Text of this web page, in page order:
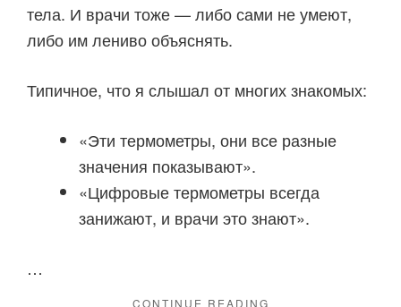
тела. И врачи тоже — либо сами не умеют,
либо им лениво объяснять.
Типичное, что я слышал от многих знакомых:
«Эти термометры, они все разные
значения показывают».
«Цифровые термометры всегда
занижают, и врачи это знают».
…
CONTINUE READING